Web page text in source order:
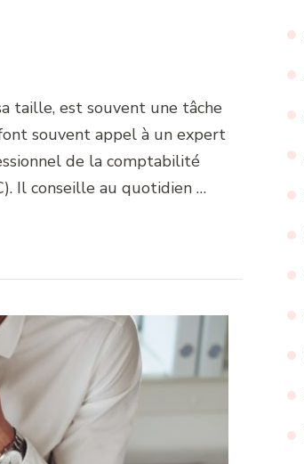
taille, est souvent une tâche
souvent appel à un expert
de la comptabilité
Il conseille au quotidien …